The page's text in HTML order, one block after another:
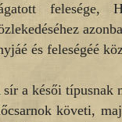
felesége,
és feleségéé
sír a késői típusnak
követi,